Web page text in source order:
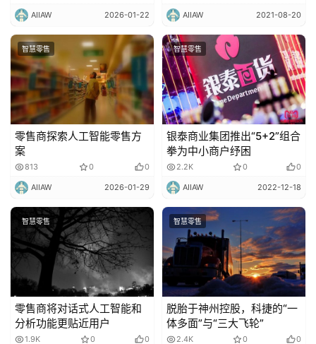
AIIAW 2026-01-22 AIIAW 2021-08-20
智慧零售
零售商探索人工智能零售方
案
813 0 0
AIIAW 2026-01-29
智慧零售
银泰商业集团推出“5+2”组合
拳为中小商户纾困
2.2K 0 0
AIIAW 2022-12-18
智慧零售
零售商将对话式人工智能和
分析功能更贴近用户
1.9K 0 0
智慧零售
脱胎于神州控股，科捷的“一
体多面”与“三大飞轮”
2.4K 0 0